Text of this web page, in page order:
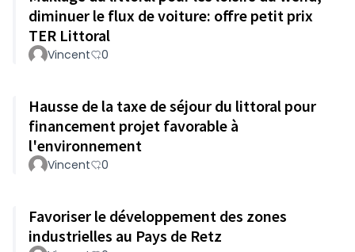
diminuer le flux de voiture: offre petit prix
TER Littoral
Vincent 0
Hausse de la taxe de séjour du littoral pour
financement projet favorable à
l'environnement
Vincent 0
Favoriser le développement des zones
industrielles au Pays de Retz